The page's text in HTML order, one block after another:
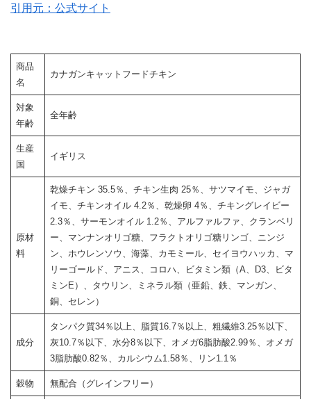
引用元：公式サイト
商品
名
カナガンキャットフードチキン
対象
年齢
全年齢
生産
国
イギリス
原材
料
乾燥チキン 35.5％、チキン生肉 25％、サツマイモ、ジャガ
イモ、チキンオイル 4.2％、乾燥卵 4％、チキングレイビー
2.3％、サーモンオイル 1.2％、アルファルファ、クランベリ
ー、マンナンオリゴ糖、フラクトオリゴ糖リンゴ、ニンジ
ン、ホウレンソウ、海藻、カモミール、セイヨウハッカ、マ
リーゴールド、アニス、コロハ、ビタミン類（A、D3、ビタ
ミンE）、タウリン、ミネラル類（亜鉛、鉄、マンガン、
銅、セレン）
成分
タンパク質34％以上、脂質16.7％以上、粗繊維3.25％以下、
灰10.7％以下、水分8％以下、オメガ6脂肪酸2.99％、オメガ
3脂肪酸0.82％、カルシウム1.58％、リン1.1％
穀物 無配合（グレインフリー）